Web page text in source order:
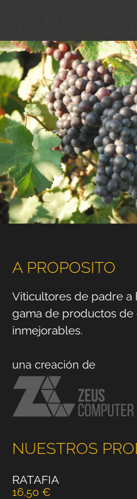
A PROPOSITO
Viticultores de padre a
gama de productos de
inmejorables.
una creación de
NUESTROS
RATAFIA
16,50 €